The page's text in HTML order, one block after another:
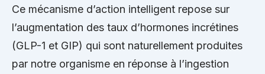
Ce mécanisme d’action intelligent repose sur
l’augmentation des taux d’hormones incrétines
(GLP-1 et GIP) qui sont naturellement produites
par notre organisme en réponse à l’ingestion